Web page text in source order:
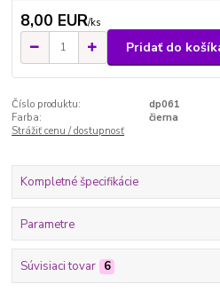
8,00 EUR/ks
Pridať do
Číslo produktu:
dp061
Farba:
čierna
Strážiť cenu / dostupnosť
Kompletné špecifikácie
Parametre
Súvisiaci tovar 6